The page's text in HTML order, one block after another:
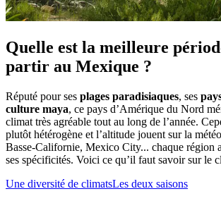
Quelle est la meilleure
partir au Mexique ?
Réputé pour ses plages paradisiaques, ses
culture maya, ce pays d’Amérique du Nord
climat très agréable tout au long de l’année.
plutôt hétérogène et l’altitude jouent sur la
Basse-Californie, Mexico City... chaque région
ses spécificités. Voici ce qu’il faut savoir sur le
Une diversité de climatsLes deux saisons